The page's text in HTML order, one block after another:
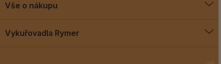
Blog
Vše o nákupu
Vykuřovadla Rymer